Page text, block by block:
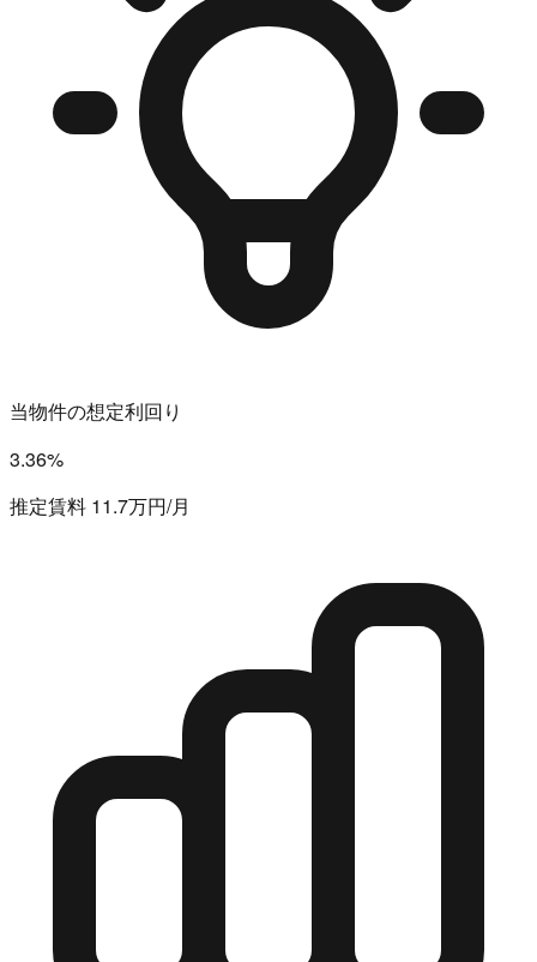
当物件の想定利回り
3.36%
推定賃料 11.7万円/月